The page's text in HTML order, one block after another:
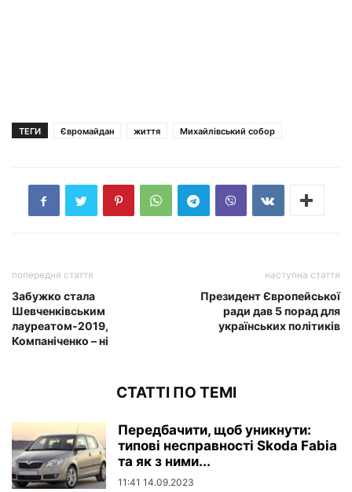
ТЕГИ Євромайдан життя Михайлівський собор
попередня стаття
Забужко стала
Шевченківським
лауреатом-2019,
Компаніченко – ні
наступна стаття
Президент Європейської
ради дав 5 порад для
українських політиків
СТАТТІ ПО ТЕМІ
Передбачити, щоб уникнути:
типові несправності Skoda Fabia
та як з ними...
11:41 14.09.2023